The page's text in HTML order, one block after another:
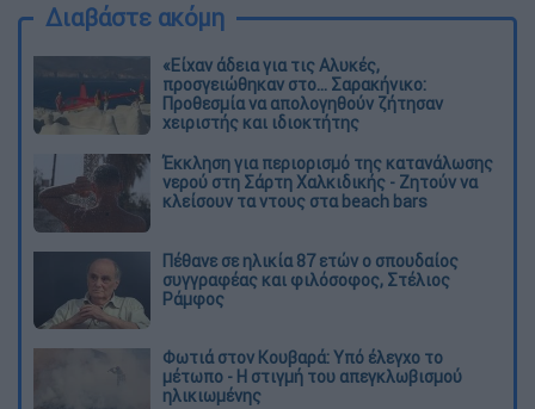
Διαβάστε ακόμη
«Είχαν άδεια για τις Αλυκές,
προσγειώθηκαν στο... Σαρακήνικο:
Προθεσμία να απολογηθούν ζήτησαν
χειριστής και ιδιοκτήτης
Έκκληση για περιορισμό της κατανάλωσης
νερού στη Σάρτη Χαλκιδικής - Ζητούν να
κλείσουν τα ντους στα beach bars
Πέθανε σε ηλικία 87 ετών ο σπουδαίος
συγγραφέας και φιλόσοφος, Στέλιος
Ράμφος
Φωτιά στον Κουβαρά: Υπό έλεγχο το
μέτωπο - Η στιγμή του απεγκλωβισμού
ηλικιωμένης